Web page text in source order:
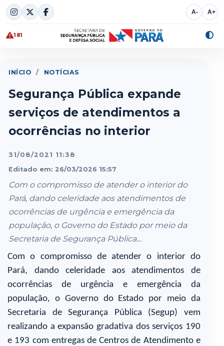
Skip
to
content
A- A+
181
INÍCIO / NOTÍCIAS
Segurança Pública expande
serviços de atendimentos a
ocorrências no interior
31/08/2021 11:38
Editado em: 26/03/2026 15:57
Com o compromisso de atender o interior do
Pará, dando celeridade aos atendimentos de
ocorrências de urgência e emergência da
população, o Governo do Estado por meio da
Secretaria de Segurança Pública...
Com o compromisso de atender o interior do
Pará, dando celeridade aos atendimentos de
ocorrências de urgência e emergência da
população, o Governo do Estado por meio da
Secretaria de Segurança Pública (Segup) vem
realizando a expansão gradativa dos serviços 190
e 193 com entregas de Centros de Atendimento e